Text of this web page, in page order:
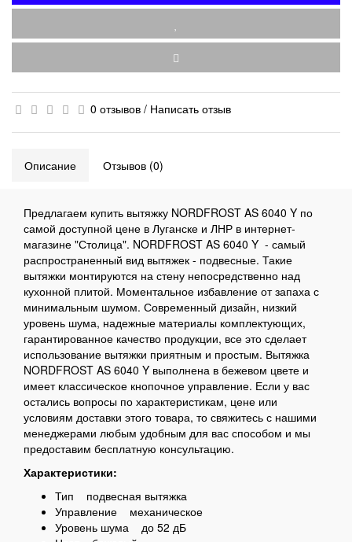
0 отзывов / Написать отзыв
Описание Отзывов (0)
Предлагаем купить вытяжку NORDFROST AS 6040 Y по
самой доступной цене в Луганске и ЛНР в интернет-
магазине "Столица". NORDFROST AS 6040 Y - самый
распространенный вид вытяжек - подвесные. Такие
вытяжки монтируются на стену непосредственно над
кухонной плитой. Моментальное избавление от запаха с
минимальным шумом. Современный дизайн, низкий
уровень шума, надежные материалы комплектующих,
гарантированное качество продукции, все это сделает
использование вытяжки приятным и простым. Вытяжка
NORDFROST AS 6040 Y выполнена в бежевом цвете и
имеет классическое кнопочное управление. Если у вас
остались вопросы по характеристикам, цене или
условиям доставки этого товара, то свяжитесь с нашими
менеджерами любым удобным для вас способом и мы
предоставим бесплатную консультацию.
Характеристики:
Тип подвесная вытяжка
Управление механическое
Уровень шума до 52 дБ